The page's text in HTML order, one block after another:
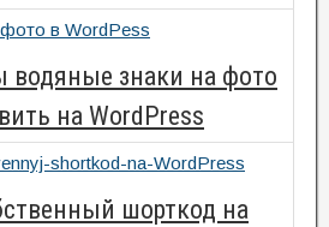
водяные знаки на фото
на WordPress
шорткод на